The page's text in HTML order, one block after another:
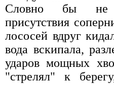
Словно бы не
присутствия
лососей вдруг
вода вскипала,
ударов мощных
"стрелял" к